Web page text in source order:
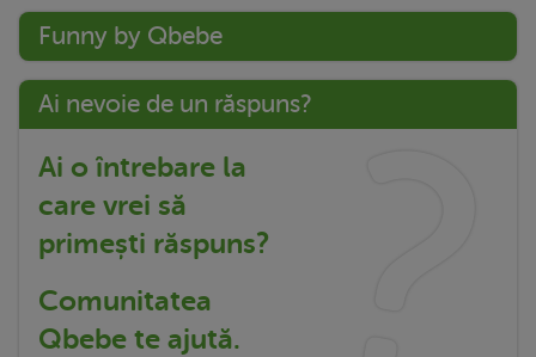
Funny by Qbebe
Ai nevoie de un răspuns?
Ai o întrebare la
care vrei să
primești răspuns?
Comunitatea
Qbebe te ajută.